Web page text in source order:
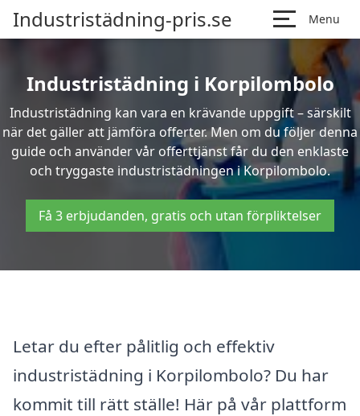
Industristädning-pris.se Menu
Industristädning i Korpilombolo
Industristädning kan vara en krävande uppgift – särskilt
när det gäller att jämföra offerter. Men om du följer denna
guide och använder vår offerttjänst får du den enklaste
och tryggaste industristädningen i Korpilombolo.
Få 3 erbjudanden, gratis och utan förpliktelser
Letar du efter pålitlig och effektiv
industristädning i Korpilombolo? Du har
kommit till rätt ställe! Här på vår plattform